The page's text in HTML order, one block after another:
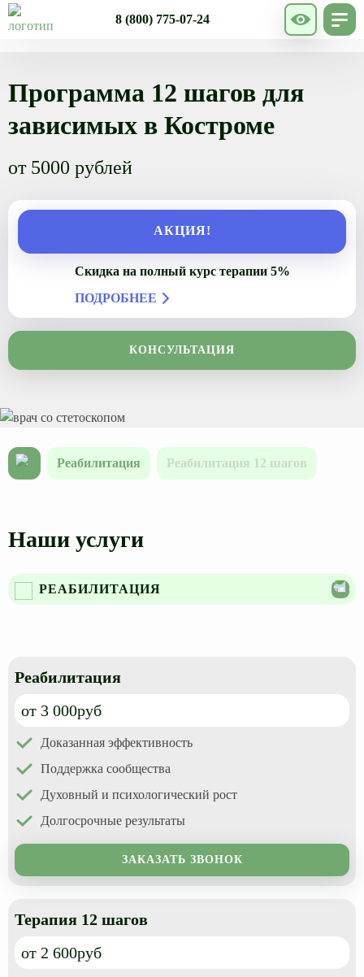
8 (800) 775-07-24
Программа 12 шагов для
зависимых в Костроме
от 5000 рублей
АКЦИЯ!
Скидка на полный курс терапии 5%
ПОДРОБНЕЕ
КОНСУЛЬТАЦИЯ
Реабилитация Реабилитация 12 шагов
Наши услуги
РЕАБИЛИТАЦИЯ
Реабилитация 12 шагов
12 шагов для созависимых
Реабилитация
от 3 000руб
Доказанная эффективность
Поддержка сообщества
Духовный и психологический рост
Долгосрочные результаты
ЗАКАЗАТЬ ЗВОНОК
Терапия 12 шагов
от 2 600руб